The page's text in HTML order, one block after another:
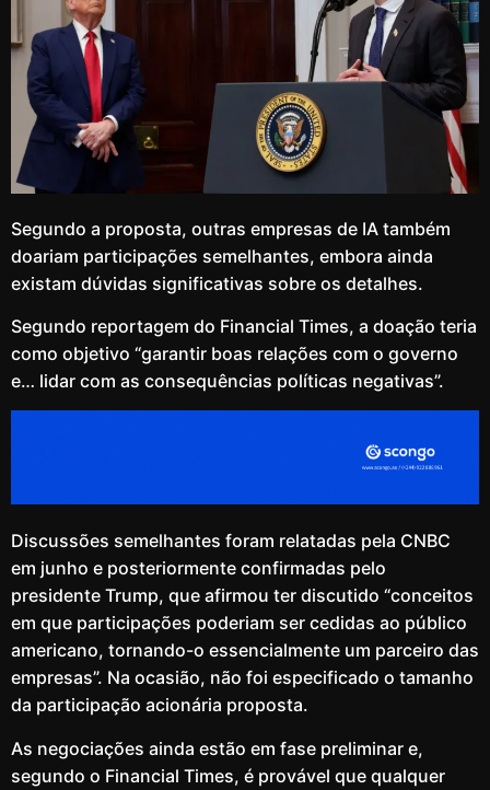
Segundo a proposta, outras empresas de IA também
doariam participações semelhantes, embora ainda
existam dúvidas significativas sobre os detalhes.
Segundo reportagem do Financial Times, a doação teria
como objetivo “garantir boas relações com o governo
e… lidar com as consequências políticas negativas”.
Discussões semelhantes foram relatadas pela CNBC
em junho e posteriormente confirmadas pelo
presidente Trump, que afirmou ter discutido “conceitos
em que participações poderiam ser cedidas ao público
americano, tornando-o essencialmente um parceiro das
empresas”. Na ocasião, não foi especificado o tamanho
da participação acionária proposta.
As negociações ainda estão em fase preliminar e,
segundo o Financial Times, é provável que qualquer